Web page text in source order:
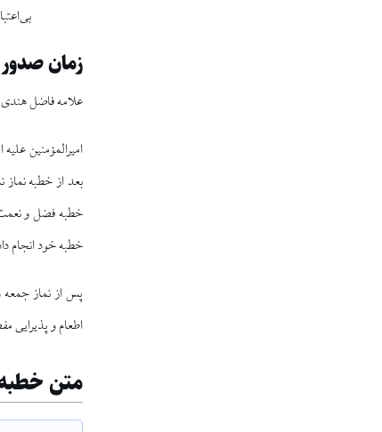
زمان صدور
علامه فاضل
امیرالمؤمنین
بعد از خطبه
خطبه فضل و نعمت
خطبه خود انجام
پس از نماز جمعه
اطعام و پذيرايى
متن